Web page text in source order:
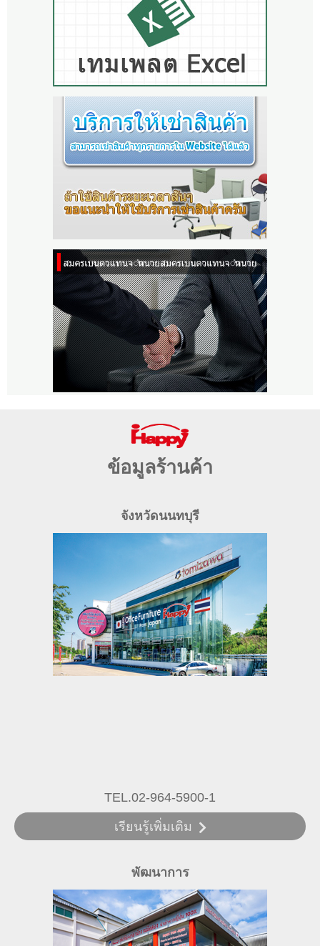
ข้อมูลร้านค้า
จังหวัดนนทบุรี
TEL.02-964-5900-1
เรียนรู้เพิ่มเติม
พัฒนาการ